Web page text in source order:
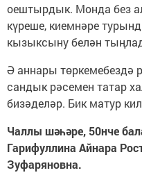
оештырдык. Монда без
күреше, киемнәре
кызыксыну белән
Ә аннары төркемебездә
сандык рәсемен татар
бизәделәр. Бик матур
Чаллы шәһәре, 50нче
Гарифуллина Айнара
Зуфаряновна.